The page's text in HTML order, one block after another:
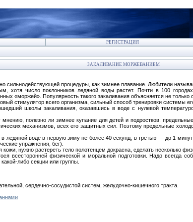
РЕГИСТРАЦИЯ
ЗАКАЛИВАНИЕ МОРЖЕВАНИЕМ
сильнодействующей процедуры, как зимнее плавание. Любители
хотя число поклонников ледяной воды растет. Почти в 100
«моржей». Популярность такого закаливания объясняется не только
стимулятор всего организма, сильный способ тренировки системы
школы закаливания, оказавшись в воде с нулевой
полезно ли зимнее купание для детей и подростков:
механизмов, всех его защитных сил. Поэтому предельные
в ледяной воде в первую зиму не более 40 секунд, в третью — до 1
упражнения, бег).
нужно растереть тело полотенцем докрасна, сделать несколько
всесторонней физической и моральной подготовки. Надо всегда
либо секции или группы.
сердечно-сосудистой систем, желудочно-кишечного тракта.